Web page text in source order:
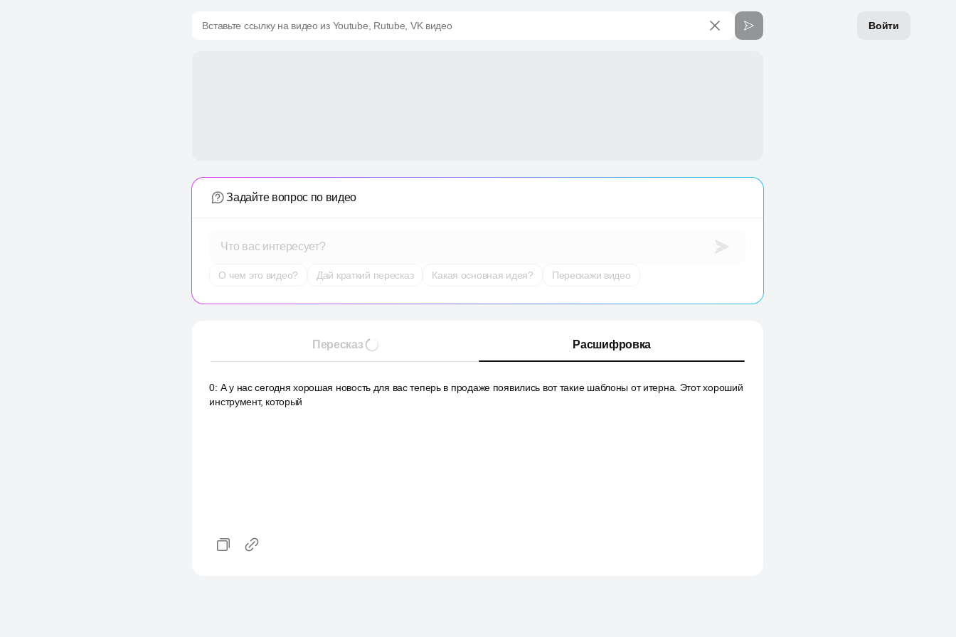
Войти
Вставьте ссылку на видео из Youtube, Rutube, VK видео
Задайте вопрос по видео
Что вас интересует?
О чем это видео? Дай краткий пересказ Какая основная идея? Перескажи видео
Пересказ Расшифровка
0: А у нас сегодня хорошая новость для вас теперь в продаже появились вот такие шаблоны от итерна. Этот хороший
инструмент, который